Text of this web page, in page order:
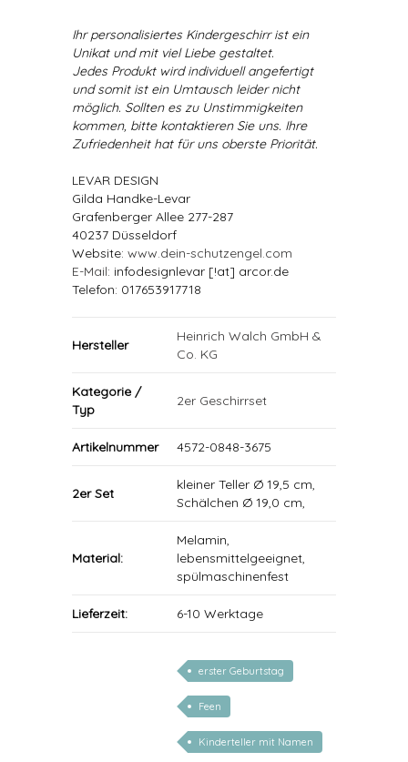
Ihr personalisiertes Kindergeschirr ist ein
Unikat und mit viel Liebe gestaltet.
Jedes Produkt wird individuell angefertigt
und somit ist ein Umtausch leider nicht
möglich. Sollten es zu Unstimmigkeiten
kommen, bitte kontaktieren Sie uns. Ihre
Zufriedenheit hat für uns oberste Priorität.
LEVAR DESIGN
Gilda Handke-Levar
Grafenberger Allee 277-287
40237 Düsseldorf
Website: www.dein-schutzengel.com
E-Mail: infodesignlevar [!at] arcor.de
Telefon: 017653917718
Hersteller
Heinrich Walch GmbH &
Co. KG
Kategorie /
Typ
2er Geschirrset
Artikelnummer 4572-0848-3675
2er Set
kleiner Teller Ø 19,5 cm,
Schälchen Ø 19,0 cm,
Material:
Melamin,
lebensmittelgeeignet,
spülmaschinenfest
Lieferzeit: 6-10 Werktage
erster Geburtstag
Feen
Kinderteller mit Namen